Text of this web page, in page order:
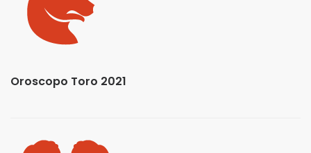
Oroscopo Toro 2021